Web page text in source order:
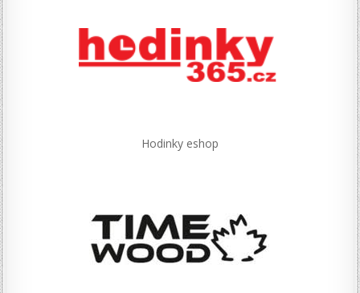
Hodinky eshop